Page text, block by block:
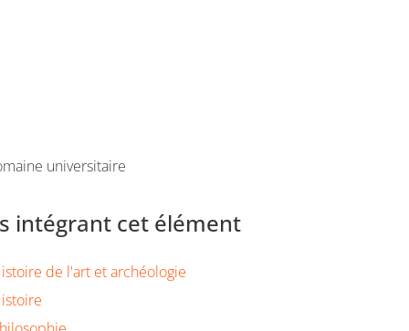
universitaire
intégrant cet élément
de l'art et archéologie